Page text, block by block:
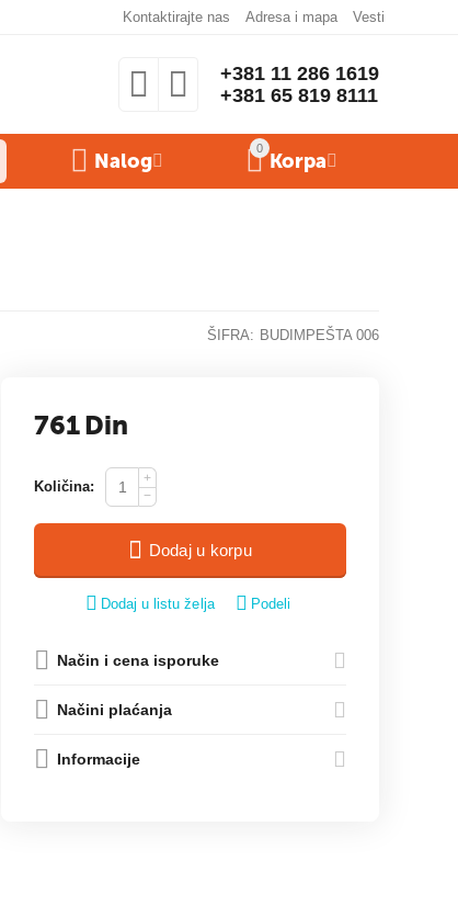
Kontaktirajte nas Adresa i mapa Vesti
+381 11 286 1619
+381 65 819 8111
0
Korpa
Nalog
ŠIFRA: BUDIMPEŠTA 006
761Din
Količina:
+
−
Dodaj u korpu
Dodaj u listu želja Podeli
Način i cena isporuke
Načini plaćanja
Informacije